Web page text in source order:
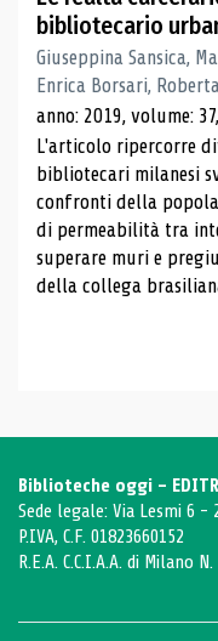
bibliotecario
Giuseppina Sansica,
Enrica Borsari,
anno: 2019, volume:
L'articolo ripercorre
bibliotecari milanesi
confronti della
di permeabilità tra
superare muri e
della collega
Biblioteche oggi -
Sede legale: Via Lesmi 6 -
P.IVA, C.F. 01823660152
R.E.A. C.C.I.A.A. di Milano